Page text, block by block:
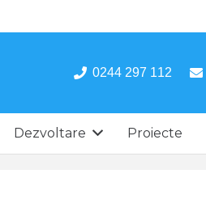
0244 297 112
Dezvoltare Proiecte